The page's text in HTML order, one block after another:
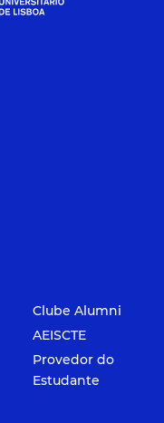
Clube Alumni
AEISCTE
Provedor do
Estudante